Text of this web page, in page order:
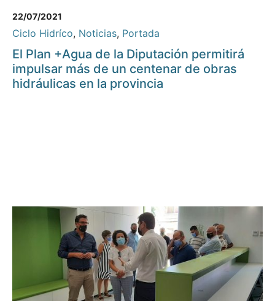
22/07/2021
Ciclo Hidríco, Noticias, Portada
El Plan +Agua de la Diputación permitirá
impulsar más de un centenar de obras
hidráulicas en la provincia